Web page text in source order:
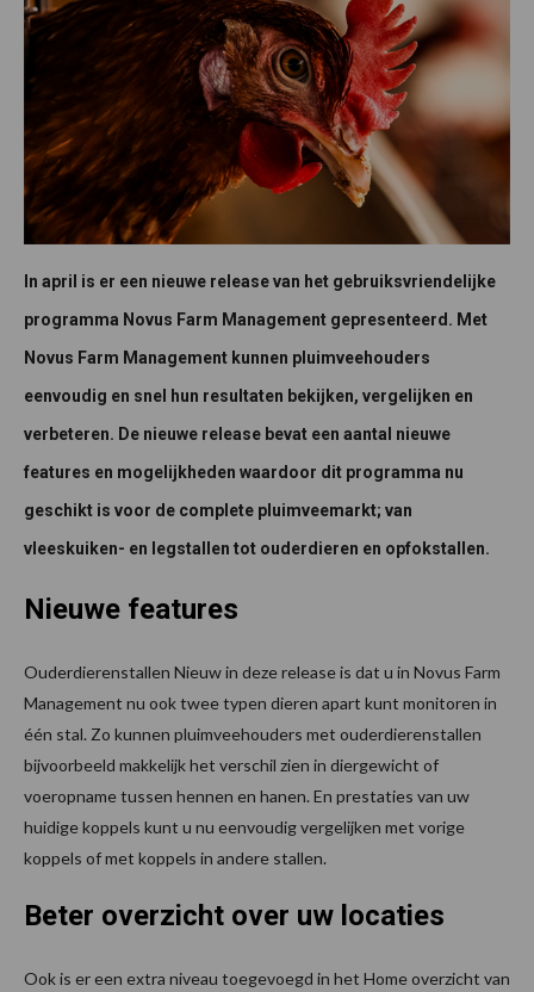
In april is er een nieuwe release van het gebruiksvriendelijke
programma Novus Farm Management gepresenteerd. Met
Novus Farm Management kunnen pluimveehouders
eenvoudig en snel hun resultaten bekijken, vergelijken en
verbeteren. De nieuwe release bevat een aantal nieuwe
features en mogelijkheden waardoor dit programma nu
geschikt is voor de complete pluimveemarkt; van
vleeskuiken- en legstallen tot ouderdieren en opfokstallen.
Nieuwe features
Ouderdierenstallen Nieuw in deze release is dat u in Novus Farm
Management nu ook twee typen dieren apart kunt monitoren in
één stal. Zo kunnen pluimveehouders met ouderdierenstallen
bijvoorbeeld makkelijk het verschil zien in diergewicht of
voeropname tussen hennen en hanen. En prestaties van uw
huidige koppels kunt u nu eenvoudig vergelijken met vorige
koppels of met koppels in andere stallen.
Beter overzicht over uw locaties
Ook is er een extra niveau toegevoegd in het Home overzicht van